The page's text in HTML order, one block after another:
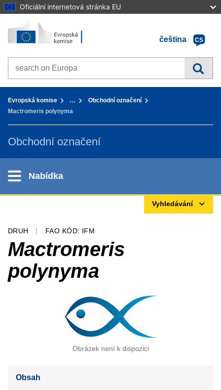
Oficiální internetová stránka EU
Přejít k obsahu
Home - Evropská komise
čeština
CS
Search on Europa websites
Evropská komise …
Obchodní označení
Mactromeris polynyma
Obchodní označení
Nabídka
Vyhledávání
DRUH FAO KÓD: IFM
Mactromeris
polynyma
Obrázek není k dispozici
Obsah